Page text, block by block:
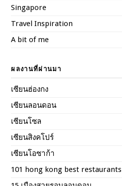
Singapore
Travel Inspiration
A bit of me
ผลงานที่ผ่านมา
เซียนฮ่องกง
เซียนลอนดอน
เซียนโซล
เซียนสิงคโปร์
เซียนโอซาก้า
101 hong kong best restaurants